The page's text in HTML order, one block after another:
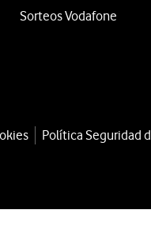
Sorteos Vodafone
Política Seguridad